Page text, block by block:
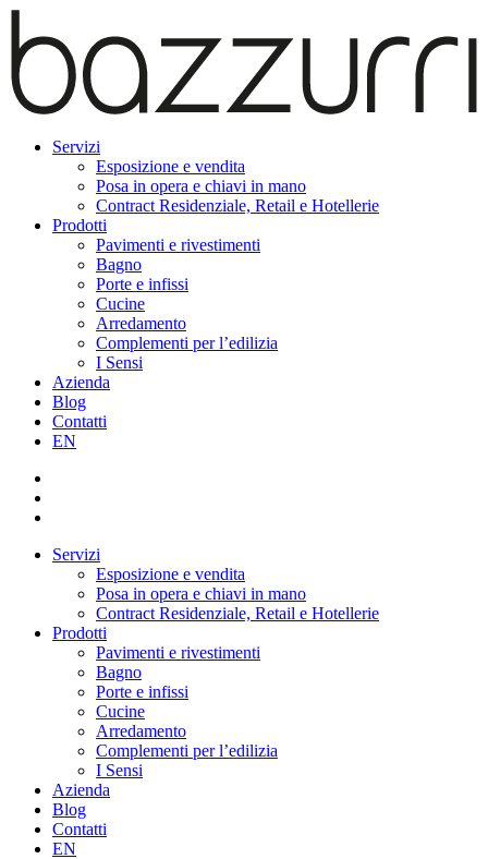
Servizi
Esposizione e vendita
Posa in opera e chiavi in mano
Contract Residenziale, Retail e Hotellerie
Prodotti
Pavimenti e rivestimenti
Bagno
Porte e infissi
Cucine
Arredamento
Complementi per l’edilizia
I Sensi
Azienda
Blog
Contatti
EN
Servizi
Esposizione e vendita
Posa in opera e chiavi in mano
Contract Residenziale, Retail e Hotellerie
Prodotti
Pavimenti e rivestimenti
Bagno
Porte e infissi
Cucine
Arredamento
Complementi per l’edilizia
I Sensi
Azienda
Blog
Contatti
EN